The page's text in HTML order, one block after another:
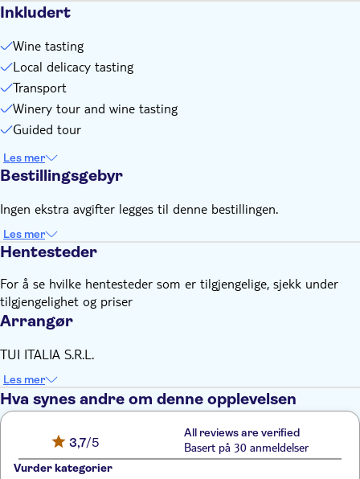
Inkludert
Wine tasting
Local delicacy tasting
Transport
Winery tour and wine tasting
Guided tour
Les mer
Bestillingsgebyr
Ingen ekstra avgifter legges til denne bestillingen.
Les mer
Hentesteder
For å se hvilke hentesteder som er tilgjengelige, sjekk under
tilgjengelighet og priser
Arrangør
TUI ITALIA S.R.L.
Les mer
Hva synes andre om denne opplevelsen
3,7/5
All reviews are verified
Basert på 30 anmeldelser
Vurder kategorier